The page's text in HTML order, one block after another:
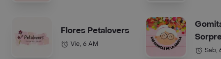
Flores Petalovers
Vie, 6 AM
Sab,